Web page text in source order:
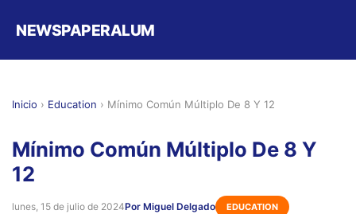
NEWSPAPERALUM
Inicio › Education › Mínimo Común Múltiplo De 8 Y 12
Mínimo Común Múltiplo De 8 Y
12
lunes, 15 de julio de 2024Por Miguel Delgado EDUCATION